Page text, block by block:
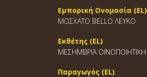
Εμπορική Ονομασία (EL)
ΜΟΣΧΑΤΟ BELLO ΛΕΥΚΟ
Εκθέτης (EL)
ΜΕΣΗΜΒΡΙΑ ΟΙΝΟΠΟΙΗΤΙΚΗ
Παραγωγός (EL)